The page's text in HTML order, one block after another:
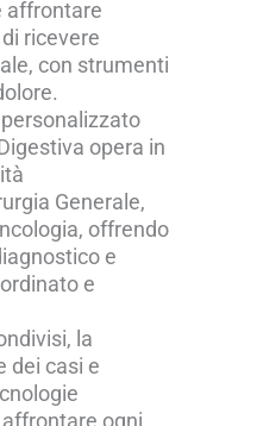
affrontare
ricevere
con strumenti
opera in
Generale,
offrendo
e
e
la
dei casi e